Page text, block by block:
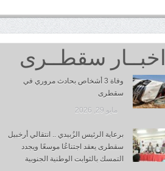
اخبــار سقطــرى
وفاة 3 أشخاص بحادث مروري في
سقطرى
مايو 29, 2026
برعاية الرئيس الزُبيدي .. انتقالي أرخبيل
سقطرى يعقد اجتناعُا موسعًا ويجدد
التمسك بالثوابت الوطنية الجنوبية